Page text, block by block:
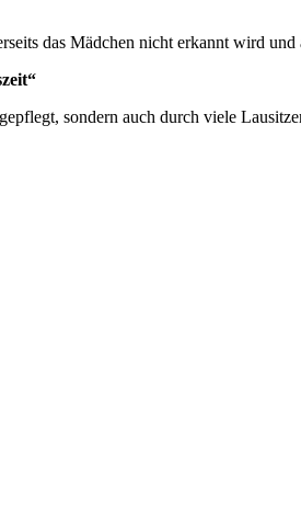
das Mädchen nicht erkannt wird
sondern auch durch viele